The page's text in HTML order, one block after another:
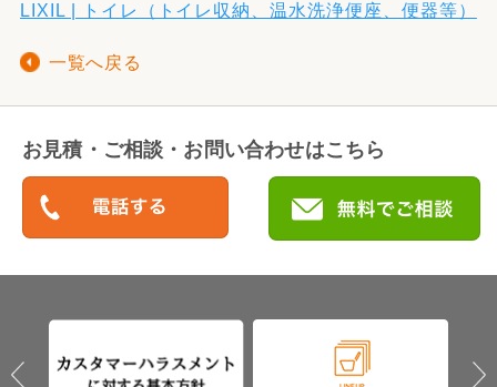
LIXIL | トイレ（トイレ収納、温水洗浄便座、便器等）
一覧へ戻る
お見積・ご相談・お問い合わせはこちら